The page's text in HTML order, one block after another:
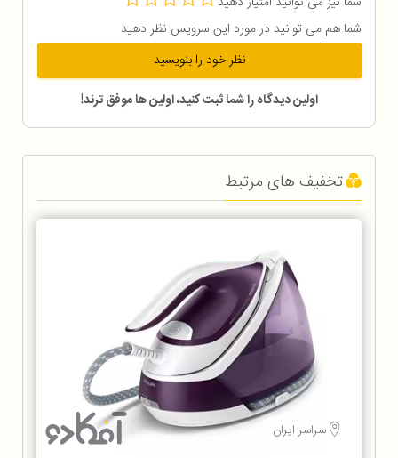
شما هم می توانید در مورد این سرویس نظر دهید
نظر خود را بنویسید
اولین دیدگاه را شما ثبت کنید، اولین ها موفق ترند!
تخفیف های مرتبط
سراسر ایران